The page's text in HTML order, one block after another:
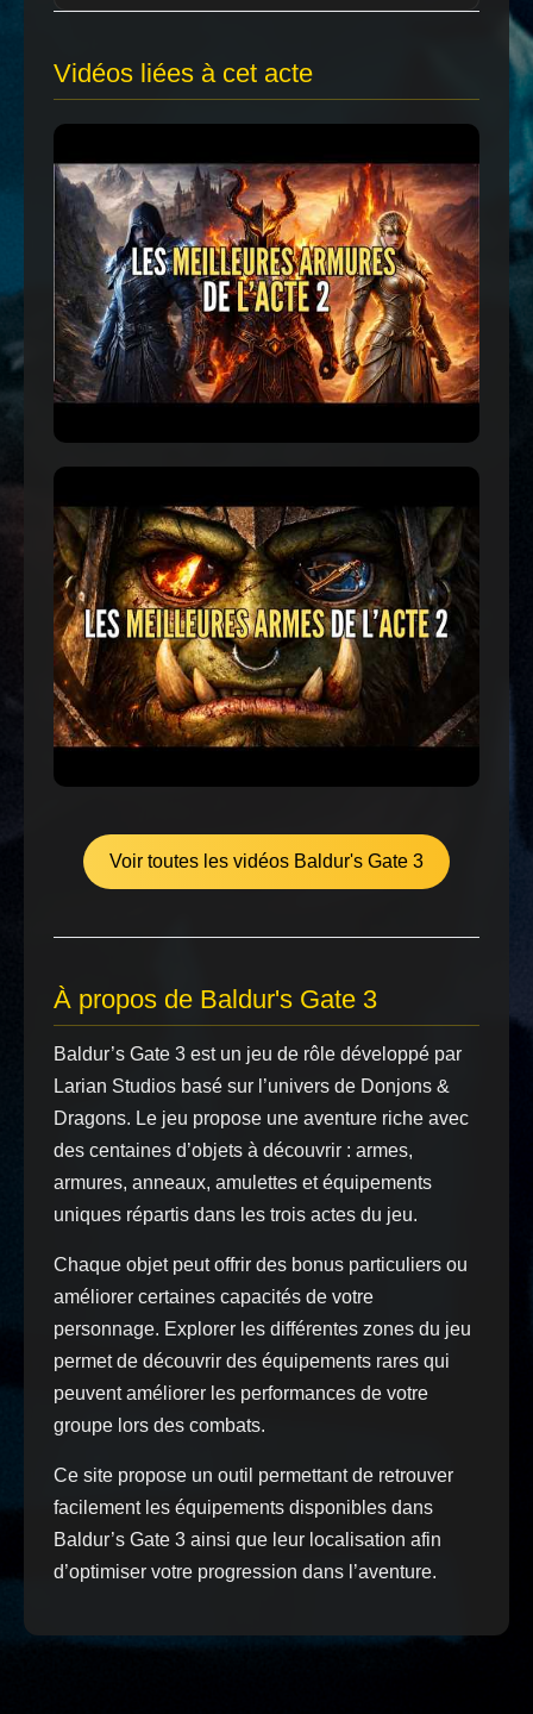
Vidéos liées à cet acte
Voir toutes les vidéos Baldur's Gate 3
À propos de Baldur's Gate 3
Baldur’s Gate 3 est un jeu de rôle développé par
Larian Studios basé sur l’univers de Donjons &
Dragons. Le jeu propose une aventure riche avec
des centaines d’objets à découvrir : armes,
armures, anneaux, amulettes et équipements
uniques répartis dans les trois actes du jeu.
Chaque objet peut offrir des bonus particuliers ou
améliorer certaines capacités de votre
personnage. Explorer les différentes zones du jeu
permet de découvrir des équipements rares qui
peuvent améliorer les performances de votre
groupe lors des combats.
Ce site propose un outil permettant de retrouver
facilement les équipements disponibles dans
Baldur’s Gate 3 ainsi que leur localisation afin
d’optimiser votre progression dans l’aventure.